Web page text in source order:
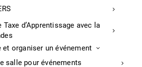
d’Apprentissage avec la
et organiser un événement
salle pour événements
pratiques